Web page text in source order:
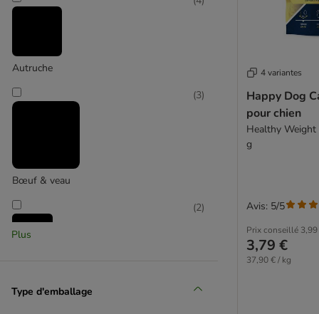
8in1
Advance
Briantos
Concept for Life
Chewies
Dibo
Autruche
Bœuf & veau
(3)
(2)
(3)
Plus
Type d'emballage
4 variantes
Happy Dog
pour chien
Healthy
g
Prix conseillé
3,79 €
37,90 € / kg
Avis: 5/5